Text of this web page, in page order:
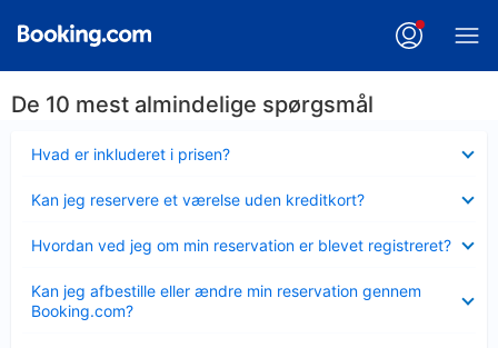
De 10 mest almindelige spørgsmål
Hvad er inkluderet i prisen?
Kan jeg reservere et værelse uden kreditkort?
Hvordan ved jeg om min reservation er blevet registreret?
Kan jeg afbestille eller ændre min reservation gennem
Booking.com?